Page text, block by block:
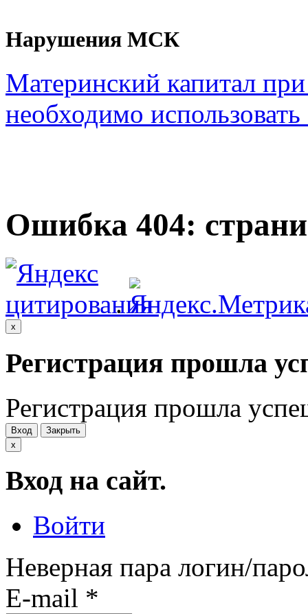
Нарушения МСК
Материнский капитал
необходимо использовать
Ошибка 404:
.
x
Регистрация прошла
Регистрация прошла
Вход
Закрыть
x
Вход на сайт.
Войти
Неверная пара логин/
E-mail *